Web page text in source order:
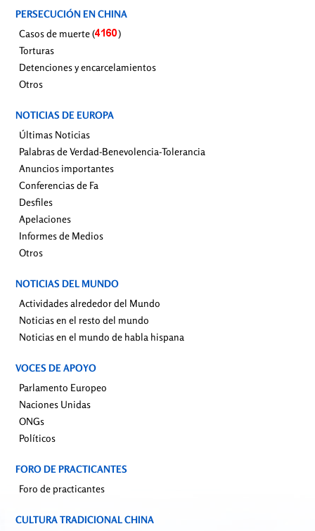
PERSECUCIÓN EN CHINA
Casos de muerte (
)
Torturas
Detenciones y encarcelamientos
Otros
NOTICIAS DE EUROPA
Últimas Noticias
Palabras de Verdad-Benevolencia-Tolerancia
Anuncios importantes
Conferencias de Fa
Desfiles
Apelaciones
Informes de Medios
Otros
NOTICIAS DEL MUNDO
Actividades alrededor del Mundo
Noticias en el resto del mundo
Noticias en el mundo de habla hispana
VOCES DE APOYO
Parlamento Europeo
Naciones Unidas
ONGs
Políticos
FORO DE PRACTICANTES
Foro de practicantes
CULTURA TRADICIONAL CHINA